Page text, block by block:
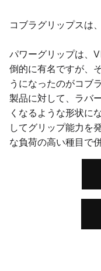
コブラグリップスは
パワーグリップは、
倒的に有名ですが、
うになったのがコブ
製品に対して、ラバ
くなるような形状に
してグリップ能力を
な負荷の高い種目で